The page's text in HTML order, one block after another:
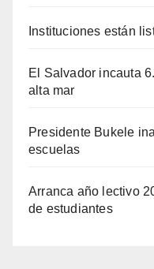
Instituciones están
El Salvador incauta
alta mar
Presidente Bukele
escuelas
Arranca año lectivo
de estudiantes